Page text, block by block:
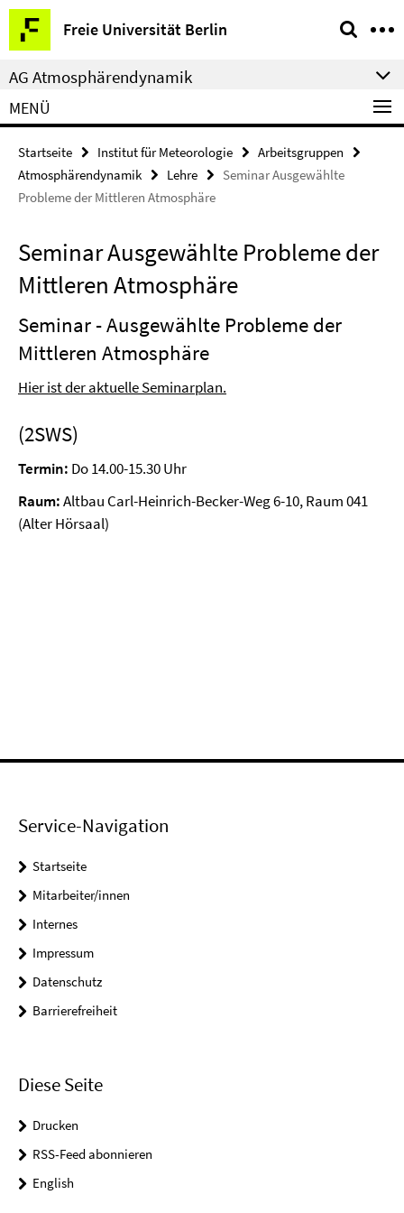
Springe
direkt
zu
Inhalt
Freie Universität Berlin
Service-
Navigation
AG Atmosphärendynamik
MENÜ
Startseite Institut für Meteorologie
Arbeitsgruppen
Atmosphärendynamik
Lehre
Seminar Ausgewählte
Probleme der Mittleren Atmosphäre
Seminar Ausgewählte Probleme der
Mittleren Atmosphäre
Seminar - Ausgewählte Probleme der
Mittleren Atmosphäre
Hier ist der aktuelle Seminarplan.
(2SWS)
Termin: Do 14.00-15.30 Uhr
Raum:Altbau Carl-Heinrich-Becker-Weg 6-10, Raum 041
(Alter Hörsaal)
Service-Navigation
Startseite
Mitarbeiter/innen
Internes
Impressum
Datenschutz
Barrierefreiheit
Diese Seite
Drucken
RSS-Feed abonnieren
English